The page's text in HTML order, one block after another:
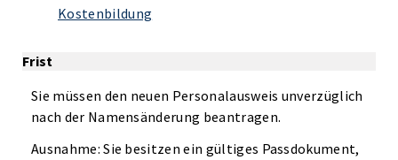
Kostenbildung
Frist
Sie müssen den neuen Personalausweis unverzüglich
nach der Namensänderung beantragen.
Ausnahme: Sie besitzen ein gültiges Passdokument,